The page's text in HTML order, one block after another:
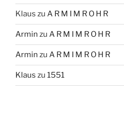
Klaus zu A R M I M R O H R
Armin zu A R M I M R O H R
Armin zu A R M I M R O H R
Klaus zu 1551